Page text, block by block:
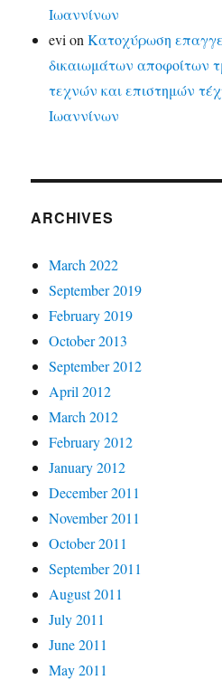
Ιωαννίνων
evi onΚατοχύρωση
δικαιωμάτων αποφοίτων
τεχνών και επιστημών
Ιωαννίνων
ARCHIVES
March 2022
September 2019
February 2019
October 2013
September 2012
April 2012
March 2012
February 2012
January 2012
December 2011
November 2011
October 2011
September 2011
August 2011
July 2011
June 2011
May 2011